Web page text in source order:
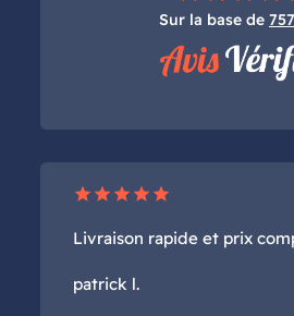
Sur la base de
star star star star star
Livraison rapide et prix
patrick l.